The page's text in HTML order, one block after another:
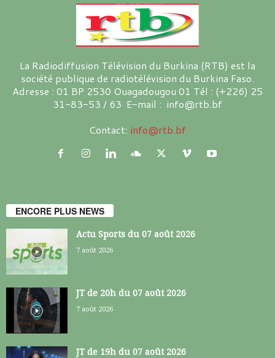
La Radiodiffusion Télévision du Burkina (RTB) est la
société publique de radiotélévision du Burkina Faso.
Adresse : 01 BP 2530 Ouagadougou 01 Tél : (+226) 25
31-83-53 / 63 E-mail : info@rtb.bf
Contact: info@rtb.bf
ENCORE PLUS NEWS
Actu Sports du 07 août 2026
7 août 2026
JT de 20h du 07 août 2026
7 août 2026
JT de 19h du 07 août 2026